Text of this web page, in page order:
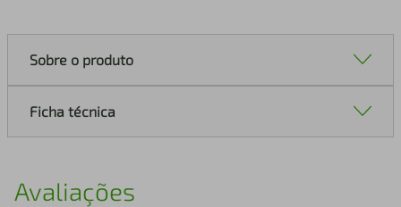
Sobre o produto
Ficha técnica
Avaliações